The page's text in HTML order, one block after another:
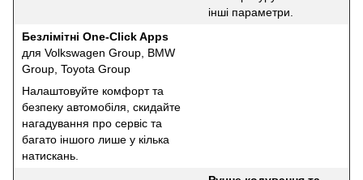
інші параметри.
Безлімітні One-Click Apps
для Volkswagen Group, BMW
Group, Toyota Group
Налаштовуйте комфорт та
безпеку автомобіля, скидайте
нагадування про сервіс та
багато іншого лише у кілька
натискань.